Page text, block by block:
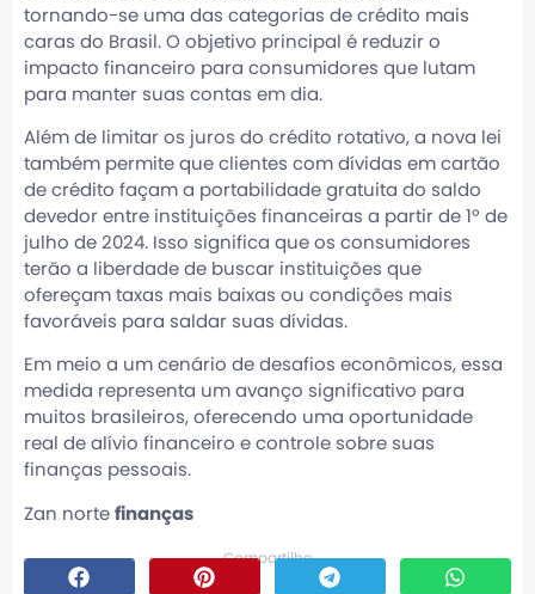
tornando-se uma das categorias de crédito mais
caras do Brasil. O objetivo principal é reduzir o
impacto financeiro para consumidores que lutam
para manter suas contas em dia.
Além de limitar os juros do crédito rotativo, a nova lei
também permite que clientes com dívidas em cartão
de crédito façam a portabilidade gratuita do saldo
devedor entre instituições financeiras a partir de 1º de
julho de 2024. Isso significa que os consumidores
terão a liberdade de buscar instituições que
ofereçam taxas mais baixas ou condições mais
favoráveis para saldar suas dívidas.
Em meio a um cenário de desafios econômicos, essa
medida representa um avanço significativo para
muitos brasileiros, oferecendo uma oportunidade
real de alívio financeiro e controle sobre suas
finanças pessoais.
Zan norte finanças
Compartilhe